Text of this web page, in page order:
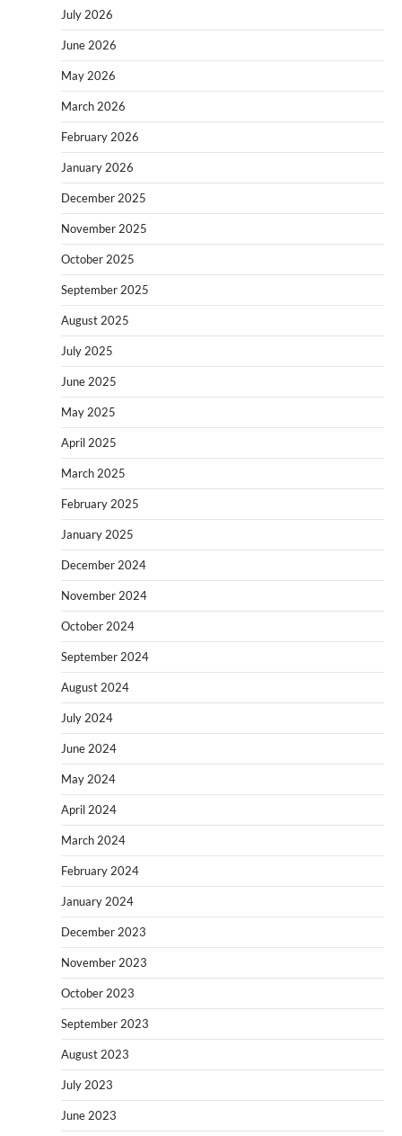
July 2026
June 2026
May 2026
March 2026
February 2026
January 2026
December 2025
November 2025
October 2025
September 2025
August 2025
July 2025
June 2025
May 2025
April 2025
March 2025
February 2025
January 2025
December 2024
November 2024
October 2024
September 2024
August 2024
July 2024
June 2024
May 2024
April 2024
March 2024
February 2024
January 2024
December 2023
November 2023
October 2023
September 2023
August 2023
July 2023
June 2023